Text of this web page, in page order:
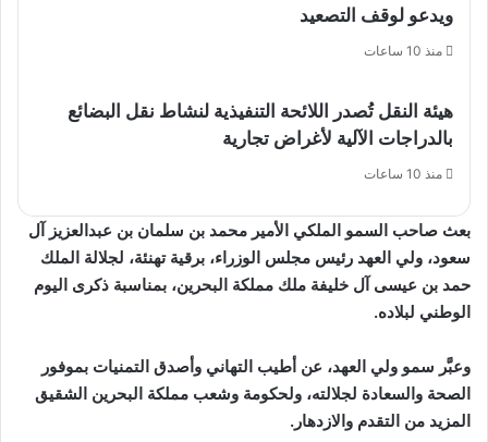
ويدعو لوقف التصعيد
منذ 10 ساعات
هيئة النقل تُصدر اللائحة التنفيذية لنشاط نقل البضائع
بالدراجات الآلية لأغراض تجارية
منذ 10 ساعات
بعث صاحب السمو الملكي الأمير محمد بن سلمان بن عبدالعزيز آل
سعود، ولي العهد رئيس مجلس الوزراء، برقية تهنئة، لجلالة الملك
حمد بن عيسى آل خليفة ملك مملكة البحرين، بمناسبة ذكرى اليوم
الوطني لبلاده.
وعبَّر سمو ولي العهد، عن أطيب التهاني وأصدق التمنيات بموفور
الصحة والسعادة لجلالته، ولحكومة وشعب مملكة البحرين الشقيق
المزيد من التقدم والازدهار.